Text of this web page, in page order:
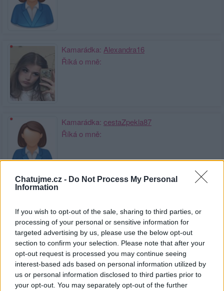
Chatujme.cz - Do Not Process My Personal
Information
If you wish to opt-out of the sale, sharing to third parties, or
processing of your personal or sensitive information for
targeted advertising by us, please use the below opt-out
section to confirm your selection. Please note that after your
opt-out request is processed you may continue seeing
interest-based ads based on personal information utilized by
us or personal information disclosed to third parties prior to
your opt-out. You may separately opt-out of the further
Kamarádka: Alexandra16
Říká o mně:
Kamarádka: cestaZpekla87
Říká o mně:
Kamarádka:terya99
Říká o mně: